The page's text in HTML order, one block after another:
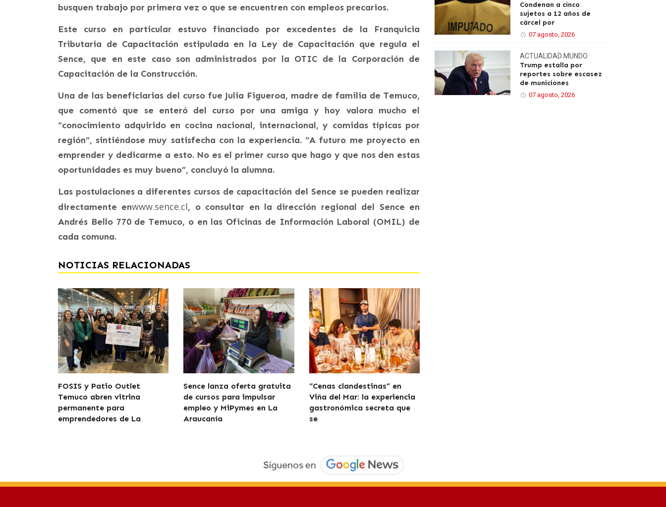
busquen trabajo por primera vez o que se encuentren con empleos precarios.
Este curso en particular estuvo financiado por excedentes de la Franquicia
Tributaria de Capacitación estipulada en la Ley de Capacitación que regula el
Sence, que en este caso son administrados por la OTIC de la Corporación de
Capacitación de la Construcción.
Una de las beneficiarias del curso fue Julia Figueroa, madre de familia de Temuco,
que comentó que se enteró del curso por una amiga y hoy valora mucho el
“conocimiento adquirido en cocina nacional, internacional, y comidas típicas por
región”, sintiéndose muy satisfecha con la experiencia. “A futuro me proyecto en
emprender y dedicarme a esto. No es el primer curso que hago y que nos den estas
oportunidades es muy bueno”, concluyó la alumna.
Las postulaciones a diferentes cursos de capacitación del Sence se pueden realizar
directamente enwww.sence.cl, o consultar en la dirección regional del Sence en
Andrés Bello 770 de Temuco, o en las Oficinas de Información Laboral (OMIL) de
cada comuna.
NOTICIAS RELACIONADAS
FOSIS y Patio Outlet
Temuco abren vitrina
permanente para
emprendedores de La
Sence lanza oferta gratuita
de cursos para impulsar
empleo y MiPymes en La
Araucanía
“Cenas clandestinas” en
Viña del Mar: la experiencia
gastronómica secreta que
se
Condenan a cinco
sujetos a 12 años de
cárcel por
07 agosto, 2026
ACTUALIDAD MUNDO
Trump estalla por
reportes sobre escasez
de municiones
07 agosto, 2026